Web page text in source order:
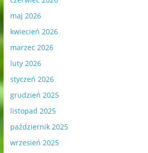
maj 2026
kwiecień 2026
marzec 2026
luty 2026
styczeń 2026
grudzień 2025
listopad 2025
październik 2025
wrzesień 2025